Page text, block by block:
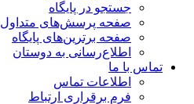
جستجو در پایگاه
صفحه پرسش‌های متداول
صفحه برترین‌های پایگاه
اطلاع‌رسانی به دوستان
تماس با ما
اطلاعات تماس
فرم برقراری ارتباط